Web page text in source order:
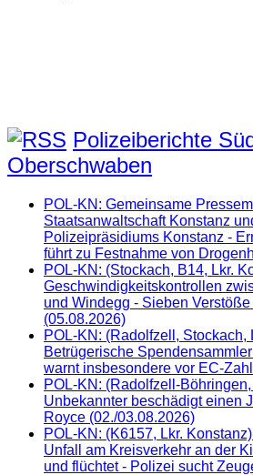
Polizeiberichte
Oberschwaben
POL-KN: Gemeinsame
Staatsanwaltschaft Konstanz
Polizeipräsidiums Konstanz -
führt zu Festnahme von
POL-KN: (Stockach, B14, Lkr.
Geschwindigkeitskontrollen
und Windegg - Sieben
(05.08.2026)
POL-KN: (Radolfzell, Stockach,
Betrügerische
warnt insbesondere vor EC-
POL-KN: (Radolfzell-
Unbekannter beschädigt einen
Royce (02./03.08.2026)
POL-KN: (K6157, Lkr.
Unfall am Kreisverkehr an der
und flüchtet - Polizei sucht